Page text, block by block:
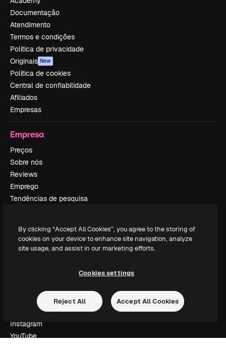
Documentação
Atendimento
Termos e condições
Política de privacidade
Originais New
Política de cookies
Central de confiabilidade
Afiliados
Empresas
Empresa
Preços
Sobre nós
Reviews
Emprego
Tendências de pesquisa
Slidesgo
Vender conteúdo
Procurando por magnific.ai?
Siga-nos
Suporte ao cliente
Instagram
YouTube
By clicking “Accept All Cookies”, you agree to the storing of
cookies on your device to enhance site navigation, analyze
site usage, and assist in our marketing efforts.
Cookies settings
Reject All Accept All Cookies